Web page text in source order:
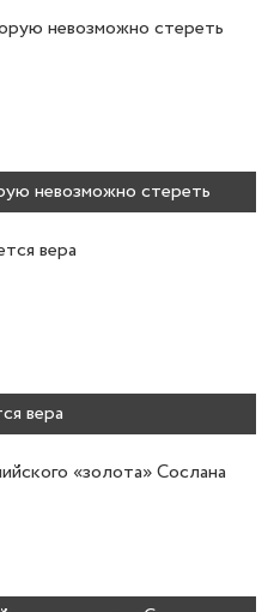
невозможно стереть
вера